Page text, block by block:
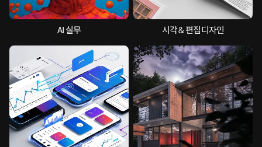
AI 실무 시각 & 편집디자인